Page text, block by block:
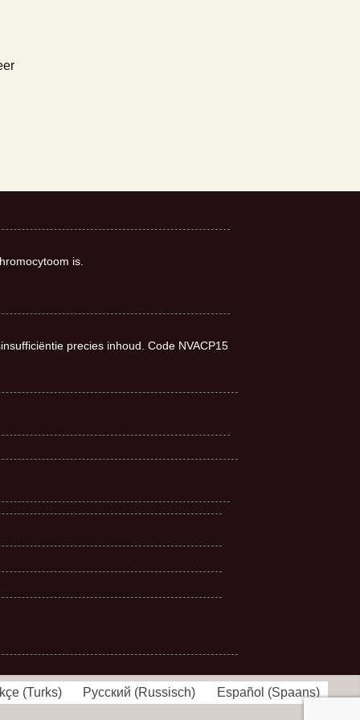
is.
precies inhoud. Code NVACP15
(Turks) Русский (Russisch) Español (Spaans)